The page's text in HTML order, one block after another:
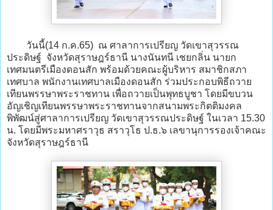
วันนี้(14 ก.ค.65) ณ ศาลาการเปรียญ วัดเขาสุวรรณ
ประดิษฐ์ จังหวัดสุราษฎร์ธานี นางนันทนี เชยกลิ่น นายก
เทศมนตรีเมืองดอนสัก พร้อมด้วยคณะผู้บริหาร สมาชิกสภา
เทศบาล พนักงานเทศบาลเมืองดอนสัก ร่วมประกอบพิธีถวาย
เทียนพรรษาพระราชทาน เพื่อถวายเป็นพุทธบูชา โดยมีขบวน
อัญเชิญเทียนพรรษาพระราชทานจากสนามพระกิตติมงคล
พิพัฒน์สู่ศาลาการเปรียญ วัดเขาสุวรรณประดิษฐ์ ในเวลา 15.30
น. โดยมีพระมหาศราวุธ สราวุโธ ป.ธ.๖ เลขานุการรองเจ้าคณะ
จังหวัดสุราษฎร์ธานี